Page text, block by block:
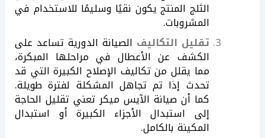
الثلج المنتج يكون نقيًا وسليمًا للاستخدام في
المشروبات.
تقليل التكاليف الصيانة الدورية تساعد على
الكشف عن الأعطال في مراحلها المبكرة،
مما يقلل من تكاليف الإصلاح الكبيرة التي قد
تحدث إذا تم تجاهل المشكلة لفترة طويلة.
كما أن صيانة الآيس ميكر تعني تقليل الحاجة
إلى استبدال الأجزاء الكبيرة أو استبدال
المكينة بالكامل.